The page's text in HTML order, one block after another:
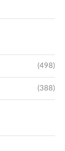
(498)
(388)